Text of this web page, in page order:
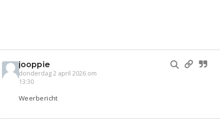
jooppie
donderdag 2 april 2026 om
13:30
Weerbericht